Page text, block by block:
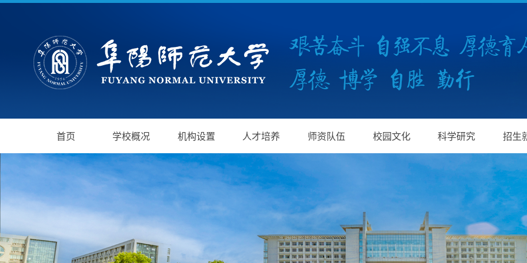
首页 学校概况 机构设置 人才培养 师资队伍 校园文化 科学研究 招生